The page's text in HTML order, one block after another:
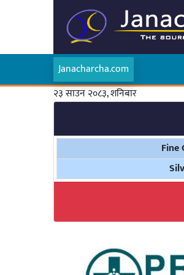
Janacharcha.com
२३ साउन २०८३, शनिबार
Fine